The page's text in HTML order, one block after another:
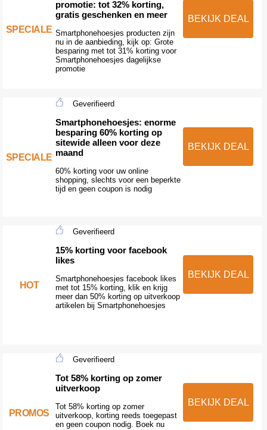
SPECIALE
promotie: tot 32% korting,
gratis geschenken en meer
Smartphonehoesjes producten zijn
nu in de aanbieding, kijk op: Grote
besparing met tot 31% korting voor
Smartphonehoesjes dagelijkse
promotie
BEKIJK DEAL
SPECIALE
Geverifieerd
Smartphonehoesjes: enorme
besparing 60% korting op
sitewide alleen voor deze
maand
60% korting voor uw online
shopping, slechts voor een beperkte
tijd en geen coupon is nodig
BEKIJK DEAL
HOT
Geverifieerd
15% korting voor facebook
likes
Smartphonehoesjes facebook likes
met tot 15% korting, klik en krijg
meer dan 50% korting op uitverkoop
artikelen bij Smartphonehoesjes
BEKIJK DEAL
PROMOS
Geverifieerd
Tot 58% korting op zomer
uitverkoop
Tot 58% korting op zomer
uitverkoop, korting reeds toegepast
en geen coupon nodig. Boek nu
BEKIJK DEAL